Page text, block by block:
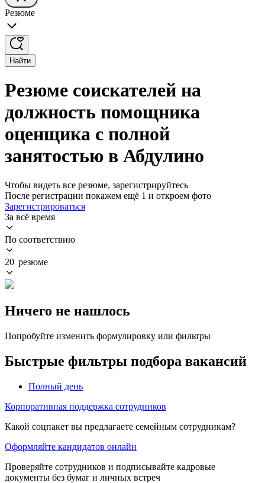
Резюме
Найти
Резюме соискателей на
должность помощника
оценщика с полной
занятостью в Абдулино
Чтобы видеть все резюме, зарегистрируйтесь
После регистрации покажем ещё 1 и откроем фото
Зарегистрироваться
За всё время
По соответствию
20 резюме
Ничего не нашлось
Попробуйте изменить формулировку или фильтры
Быстрые фильтры подбора вакансий
Полный день
Корпоративная поддержка сотрудников
Какой соцпакет вы предлагаете семейным сотрудникам?
Оформляйте кандидатов онлайн
Проверяйте сотрудников и подписывайте кадровые
документы без бумаг и личных встреч